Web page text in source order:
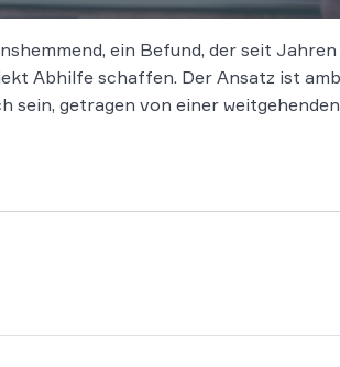
ein Befund, der seit
Abhilfe schaffen. Der Ansatz ist
getragen von einer